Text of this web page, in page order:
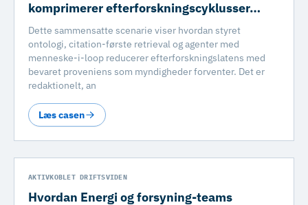
komprimerer efterforskningscyklusser…
Dette sammensatte scenarie viser hvordan styret
ontologi, citation-første retrieval og agenter med
menneske-i-loop reducerer efterforskningslatens med
bevaret proveniens som myndigheder forventer. Det er
redaktionelt, an
Læs casen
AKTIVKOBLET DRIFTSVIDEN
Hvordan Energi og forsyning-teams